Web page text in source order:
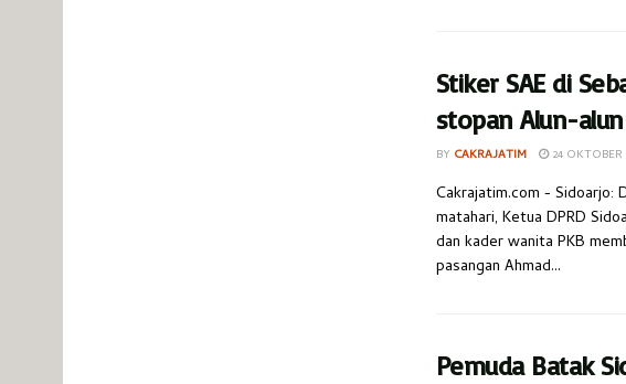
Stiker SAE di
stopan Alun-
BY CAKRAJATIM 24 OKTOBER
Cakrajatim.com - Sidoarjo:
matahari, Ketua DPRD
dan kader wanita PKB
pasangan Ahmad...
Pemuda Batak